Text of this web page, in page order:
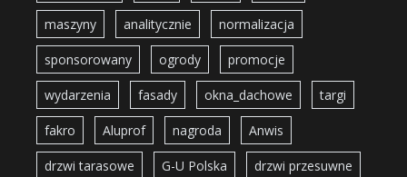
maszyny analitycznie normalizacja
sponsorowany ogrody promocje
wydarzenia fasady okna_dachowe targi
fakro Aluprof nagroda Anwis
drzwi tarasowe G-U Polska drzwi przesuwne